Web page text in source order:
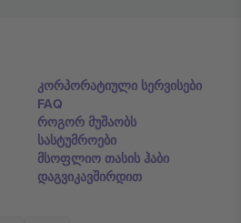
კორპორატიული სერვისები
FAQ
როგორ მუშაობს
სასტუმროები
მსოფლიო თასის ჰაბი
დაგვიკავშირდით